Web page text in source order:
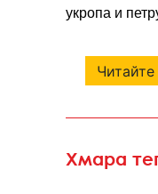
укропа и
Хмара